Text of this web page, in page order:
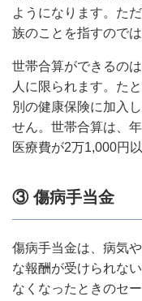
ようになります。た
族のことを指すので
世帯合算ができるの
人に限られます。た
別の健康保険に加入
せん。世帯合算は、
医療費が2万1,000円
③ 傷病手当金
傷病手当金は、病気
な報酬が受けられな
なくなったときのセ